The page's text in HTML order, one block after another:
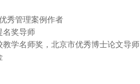
秀管理案例作者
名奖导师
学名师奖，北京市优秀博士论文导师